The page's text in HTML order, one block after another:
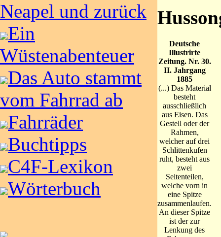
Neapel und zurück
Ein
Wüstenabenteuer
Das Auto stammt
vom Fahrrad ab
Fahrräder
Buchtipps
C4F-Lexikon
Wörterbuch
Deutsche
Illustrirte
Zeitung. Nr. 30.
II. Jahrgang
1885
(...) Das Material
besteht
ausschließlich
aus Eisen. Das
Gestell oder der
Rahmen,
welcher auf drei
Schlittenkufen
ruht, besteht aus
zwei
Seitenteilen,
welche vorn in
eine Spitze
zusammenlaufen.
An dieser Spitze
ist der zur
Lenkung des